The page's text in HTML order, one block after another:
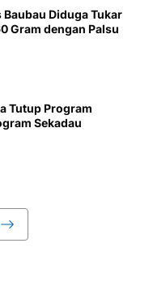
Diduga Tukar
Gram dengan Palsu
Tutup Program
Sekadau